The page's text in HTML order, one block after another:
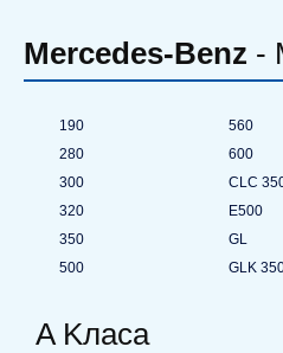
Mercedes-Benz -
190 560
280
600
300
CLC
320
E500
350
GL
500
GLK
A Kласa